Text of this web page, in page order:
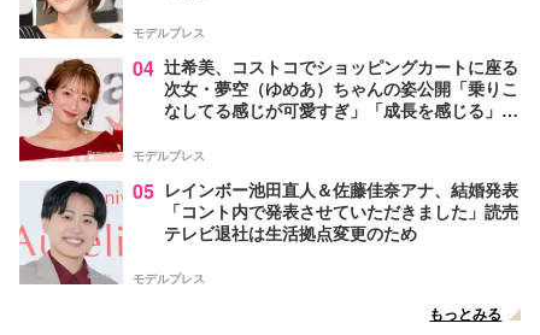
モデルプレス
04 辻希美、コストコでショッピングカートに座る
次女・夢空（ゆめあ）ちゃんの姿公開「乗りこ
なしてる感じが可愛すぎ」「成長を感じる」の
モデルプレス
05 レインボー池田直人＆佐藤佳奈アナ、結婚発表
「コント内で発表させていただきました」読売
テレビ退社は生活拠点変更のため
モデルプレス
もっとみる